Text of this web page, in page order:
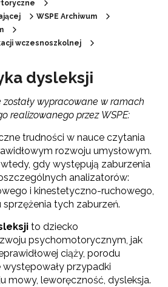
WSPE Archiwum
wczesnoszkolnej
dysleksji
wypracowane w ramach
realizowanego przez WSPE:
trudności w nauce czytania
rozwoju umysłowym.
gdy występują zaburzenia
analizatorów:
i kinestetyczno-ruchowego,
tych zaburzeń.
to dziecko
psychomotorycznym, jak
ciąży, porodu
przypadki
mowy, leworęczność, dysleksja.